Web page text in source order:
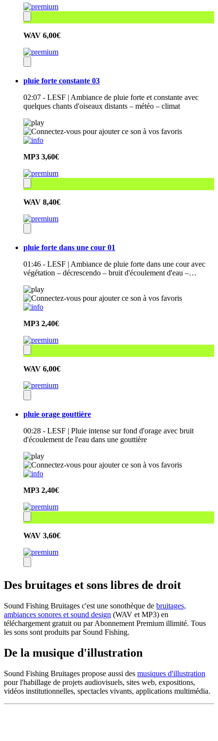
WAV 6,00€
pluie forte constante 03
02:07 - LESF | Ambiance de pluie forte et constante avec
quelques chants d'oiseaux distants – météo – climat
MP3 3,60€
WAV 8,40€
pluie forte dans une cour 01
01:46 - LESF | Ambiance de pluie forte dans une cour avec
végétation – décrescendo – bruit d'écoulement d'eau –…
MP3 2,40€
WAV 6,00€
pluie orage gouttière
00:28 - LESF | Pluie intense sur fond d'orage avec bruit
d'écoulement de l'eau dans une gouttière
MP3 2,40€
WAV 3,60€
Des bruitages et sons libres de droit
Sound Fishing Bruitages c'est une sonothèque de bruitages,
ambiances sonores et sound design (WAV et MP3) en
téléchargement gratuit ou par Abonnement Premium illimité. Tous
les sons sont produits par Sound Fishing.
De la musique d'illustration
Sound Fishing Bruitages propose aussi des musiques d'illustration
pour l'habillage de projets audiovisuels, sites web, expositions,
vidéos institutionnelles, spectacles vivants, applications multimédia.